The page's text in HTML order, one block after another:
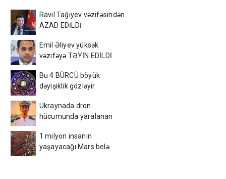
Ravil Tağıyev vəzifəsindən
AZAD EDİLDİ
Emil Əliyev yüksək
vəzifəyə TƏYİN EDİLDİ
Bu 4 BÜRCÜ böyük
dəyişiklik gözləyir
Ukraynada dron
hücumunda yaralanan
VƏFAT ETDİ
1 milyon insanın
yaşayacağı Mars belə